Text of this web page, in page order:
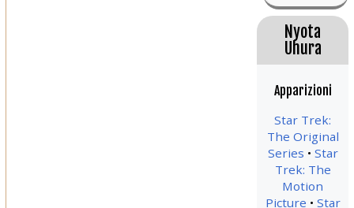
Nyota
Uhura
Apparizioni
Star Trek:
The Original
Series
Star
Trek: The
Motion
Picture
Star